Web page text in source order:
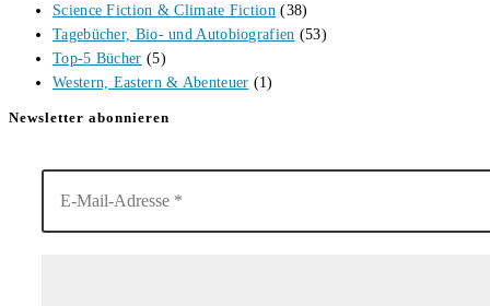
Science Fiction & Climate Fiction (38)
Tagebücher, Bio- und Autobiografien (53)
Top-5 Bücher (5)
Western, Eastern & Abenteuer (1)
Newsletter abonnieren